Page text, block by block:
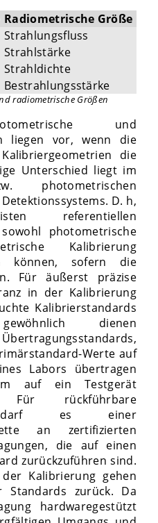
Radiometrische Größe
Strahlungsfluss
Strahlstärke
Strahldichte
Bestrahlungsstärke
radiometrische Größen
und
liegen vor, wenn die
die
Unterschied liegt im
photometrischen
D. h,
referentiellen
photometrische
Kalibrierung
können, sofern die
Für äußerst präzise
in der Kalibrierung
Kalibrierstandards
dienen
Werte auf
Labors übertragen
auf ein Testgerät
rückführbare
es einer
an zertifizierten
die auf einen
zurückzuführen sind.
Kalibrierung gehen
zurück. Da
hardwaregestützt